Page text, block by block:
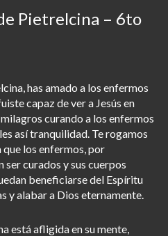
Pietrelcina – 6to
has amado a los enfermos
capaz de ver a Jesús en
curando a los enfermos
así tranquilidad. Te rogamos
los enfermos, por
curados y sus cuerpos
beneficiarse del Espíritu
y alabar a Dios eternamente.
está afligida en su mente,